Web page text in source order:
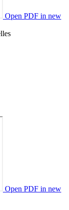
Open PDF in new
Open PDF in new